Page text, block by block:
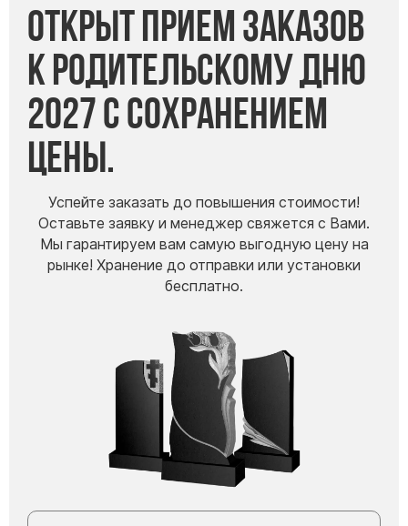
Открыт прием заказов
к Родительскому дню
2027 с сохранением
цены.
Успейте заказать до повышения стоимости!
Оставьте заявку и менеджер свяжется с Вами.
Мы гарантируем вам самую выгодную цену на
рынке! Хранение до отправки или установки
бесплатно.